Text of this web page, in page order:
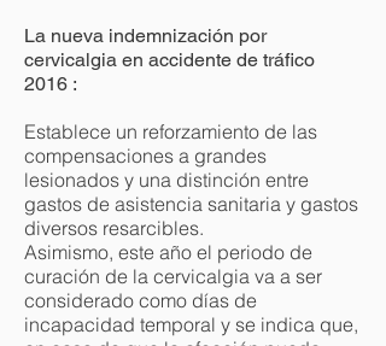
La nueva indemnización por
cervicalgia en accidente de tráfico
2016 :
Establece un reforzamiento de las
compensaciones a grandes
lesionados y una distinción entre
gastos de asistencia sanitaria y gastos
diversos resarcibles.
Asimismo, este año el periodo de
curación de la cervicalgia va a ser
considerado como días de
incapacidad temporal y se indica que,